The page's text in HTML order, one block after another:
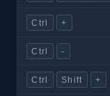
Ctrl +
Ctrl -
Ctrl Shift +